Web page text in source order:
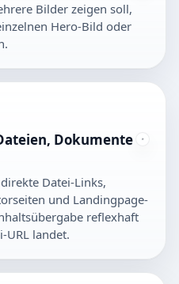
Bilder zeigen soll,
Hero-Bild oder
Dokumente
Datei-Links,
und Landingpage-
reflexhaft
URL landet.